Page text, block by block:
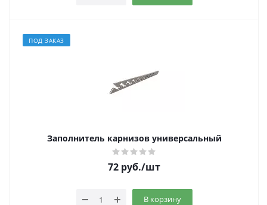
ПОД ЗАКАЗ
Заполнитель карнизов универсальный
72 руб./шт
В корзину